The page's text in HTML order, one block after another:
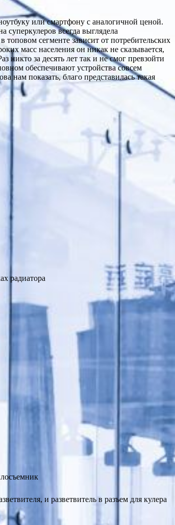
или смартфону с аналогичной ценой.
всегда выглядела
сегменте зависит от потребительских
масс населения он никак не сказывается,
за десять лет так и не смог превзойти
обеспечивают устройства совсем
нам показать, благо представилась такая
радиатора
и разветвитель в разъем для кулера